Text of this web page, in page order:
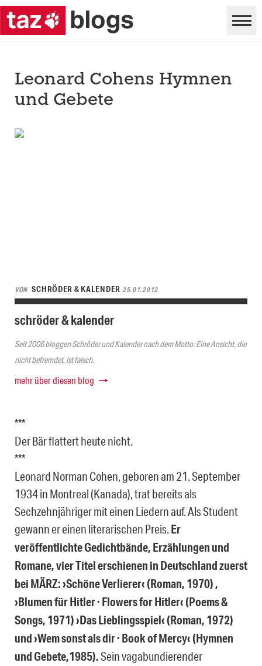
Leonard Cohens Hymnen
und Gebete
VON SCHRÖDER & KALENDER 25.01.2012
schröder & kalender
Seit 2006 bloggen Schröder und Kalender nach dem Motto: Eine Ansicht, die
nicht befremdet, ist falsch.
mehr über diesen blog
***
Der Bär flattert heute nicht.
***
Leonard Norman Cohen, geboren am 21. September
1934 in Montreal (Kanada), trat bereits als
Sechzehnjähriger mit einen Liedern auf. Als Student
gewann er einen literarischen Preis.Er
veröffentlichte Gedichtbände, Erzählungen und
Romane, vier Titel erschienen in Deutschland zuerst
bei MÄRZ: ›Schöne Verlierer‹ (Roman, 1970) ,
›Blumen für Hitler · Flowers for Hitler‹ (Poems &
Songs, 1971) ›Das Lieblingsspiel‹ (Roman, 1972)
und ›Wem sonst als dir · Book of Mercy‹ (Hymnen
und Gebete,1985).Sein vagabundierender